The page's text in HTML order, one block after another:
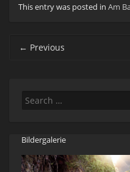
This entry was posted in Am
← Previous
Search
Bildergalerie